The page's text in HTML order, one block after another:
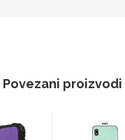
Povezani proizvodi